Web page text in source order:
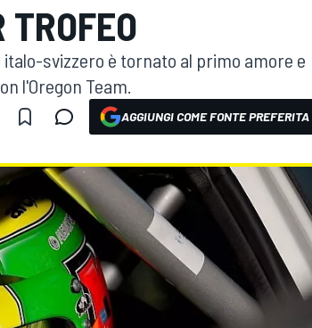
svizzero è tornato al primo amore e
l'Oregon Team.
AGGIUNGI COME FONTE PREFERITA